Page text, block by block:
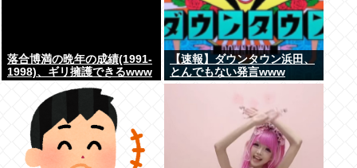
落合博満の晩年の成績(1991-
1998)、ギリ擁護できるwww
【速報】ダウンタウン浜田、
とんでもない発言www